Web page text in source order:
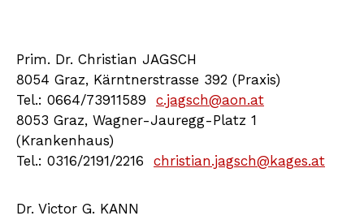
Prim. Dr. Christian JAGSCH
8054 Graz, Kärntnerstrasse 392 (Praxis)
Tel.: 0664/73911589 c.jagsch@aon.at
8053 Graz, Wagner-Jauregg-Platz 1
(Krankenhaus)
Tel.: 0316/2191/2216 christian.jagsch@kages.at
Dr. Victor G. KANN